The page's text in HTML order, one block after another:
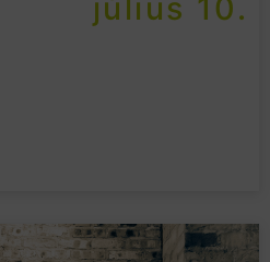
július 10.